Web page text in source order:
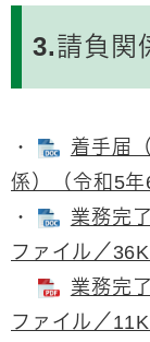
3.請負関
・
着手届
係）（令和5
・
業務完
ファイル／
業務完
ファイル／